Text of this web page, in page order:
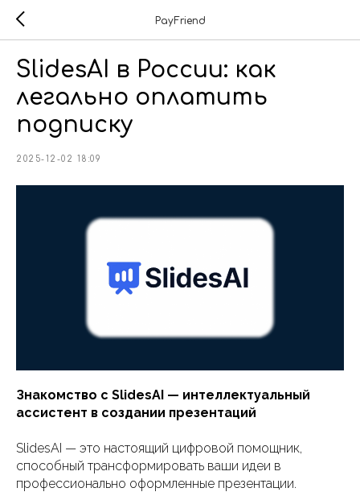
PayFriend
SlidesAI в России: как
легально оплатить
подписку
2025-12-02 18:09
Знакомство с SlidesAI — интеллектуальный
ассистент в создании презентаций
SlidesAI — это настоящий цифровой помощник,
способный трансформировать ваши идеи в
профессионально оформленные презентации.